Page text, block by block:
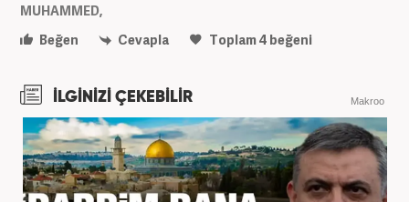
MUHAMMED,
Beğen
Cevapla Toplam4 beğeni
İLGİNİZİ ÇEKEBİLİR Makroo